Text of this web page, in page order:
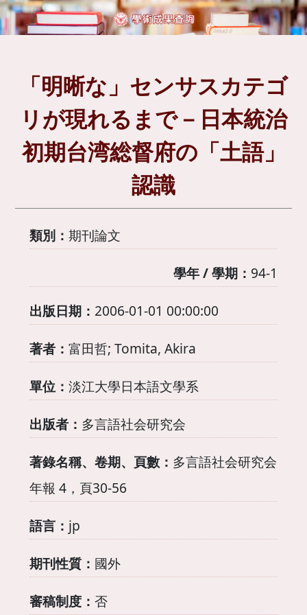
「明晰な」センサスカテゴ
リが現れるまで－日本統治
初期台湾総督府の「土語」
認識
類別： 期刊論文
學年 / 學期： 94-1
出版日期： 2006-01-01 00:00:00
著者： 富田哲; Tomita, Akira
單位： 淡江大學日本語文學系
出版者： 多言語社会研究会
著錄名稱、卷期、頁數： 多言語社会研究会
年報 4，頁30-56
語言： jp
期刊性質： 國外
審稿制度： 否